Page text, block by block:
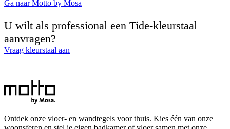
Ga naar Motto by Mosa
U wilt als professional een Tide-kleurstaal
aanvragen?
Vraag kleurstaal aan
Ontdek onze vloer- en wandtegels voor thuis. Kies één van onze